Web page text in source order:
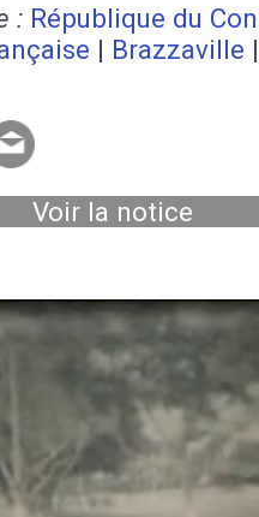
: République du
| Brazzaville
Voir la notice